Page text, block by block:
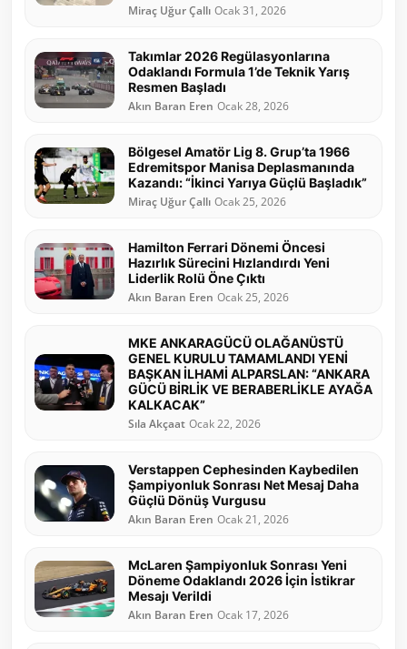
Miraç Uğur Çallı Ocak 31, 2026
Takımlar 2026 Regülasyonlarına
Odaklandı Formula 1’de Teknik Yarış
Resmen Başladı
Akın Baran Eren Ocak 28, 2026
Bölgesel Amatör Lig 8. Grup’ta 1966
Edremitspor Manisa Deplasmanında
Kazandı: “İkinci Yarıya Güçlü Başladık”
Miraç Uğur Çallı Ocak 25, 2026
Hamilton Ferrari Dönemi Öncesi
Hazırlık Sürecini Hızlandırdı Yeni
Liderlik Rolü Öne Çıktı
Akın Baran Eren Ocak 25, 2026
MKE ANKARAGÜCÜ OLAĞANÜSTÜ
GENEL KURULU TAMAMLANDI YENİ
BAŞKAN İLHAMİ ALPARSLAN: “ANKARA
GÜCÜ BİRLİK VE BERABERLİKLE AYAĞA
KALKACAK”
Sıla Akçaat Ocak 22, 2026
Verstappen Cephesinden Kaybedilen
Şampiyonluk Sonrası Net Mesaj Daha
Güçlü Dönüş Vurgusu
Akın Baran Eren Ocak 21, 2026
McLaren Şampiyonluk Sonrası Yeni
Döneme Odaklandı 2026 İçin İstikrar
Mesajı Verildi
Akın Baran Eren Ocak 17, 2026